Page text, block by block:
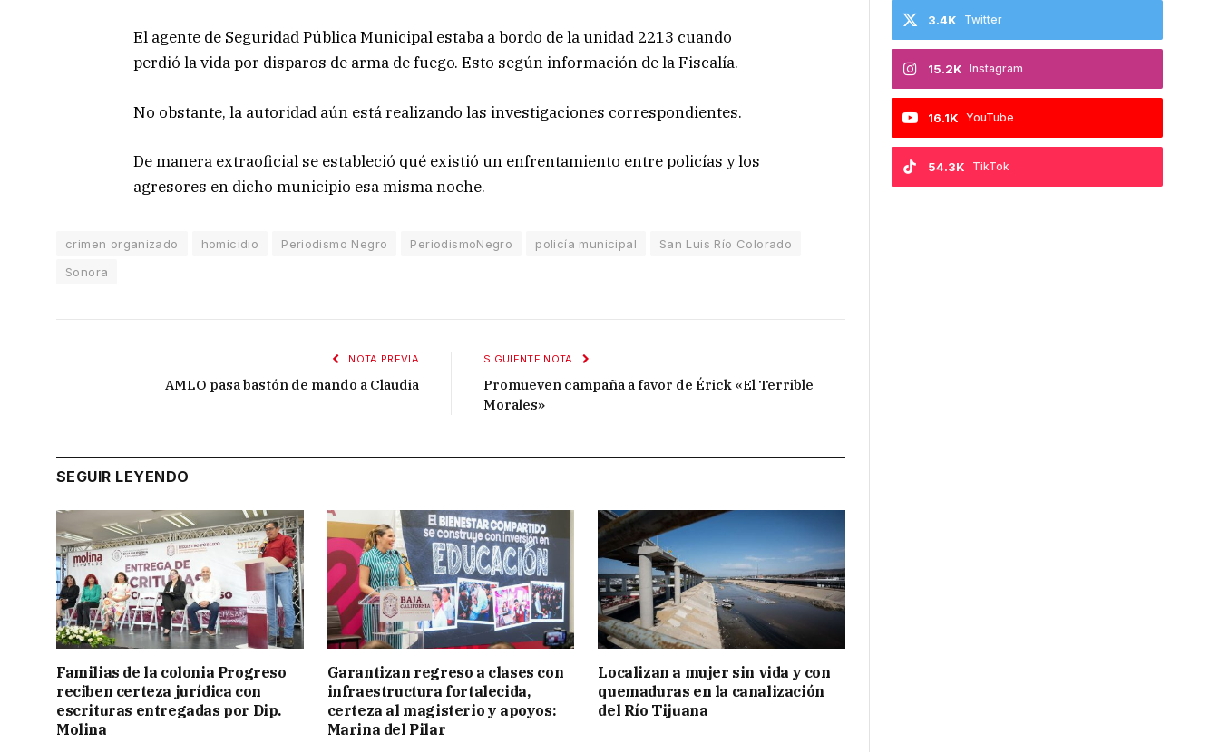
El agente de Seguridad Pública Municipal estaba a bordo de la unidad 2213 cuando
perdió la vida por disparos de arma de fuego. Esto según información de la Fiscalía.
No obstante, la autoridad aún está realizando las investigaciones correspondientes.
De manera extraoficial se estableció qué existió un enfrentamiento entre policías y los
agresores en dicho municipio esa misma noche.
crimen organizado homicidio Periodismo Negro PeriodismoNegro policía municipal
San Luis Río Colorado
Sonora
NOTA PREVIA
AMLO pasa bastón de mando a Claudia
SIGUIENTE NOTA
Promueven campaña a favor de Érick «El Terrible
Morales»
SEGUIR LEYENDO
Familias de la colonia Progreso
reciben certeza jurídica con
escrituras entregadas por Dip.
Molina
Garantizan regreso a clases con
infraestructura fortalecida,
certeza al magisterio y apoyos:
Marina del Pilar
Localizan a mujer sin vida y con
quemaduras en la canalización
del Río Tijuana
Twitter
3.4K
Instagram
15.2K
YouTube
16.1K
TikTok
54.3K